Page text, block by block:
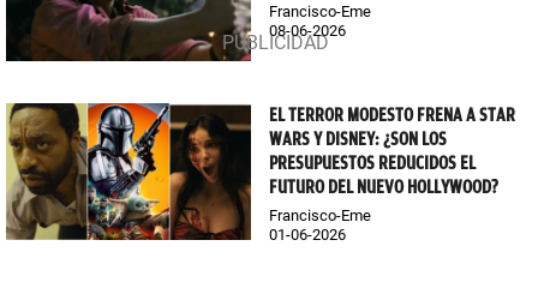
Francisco-Eme
08-06-2026
EL TERROR MODESTO FRENA A STAR
WARS Y DISNEY: ¿SON LOS
PRESUPUESTOS REDUCIDOS EL
FUTURO DEL NUEVO HOLLYWOOD?
Francisco-Eme
01-06-2026